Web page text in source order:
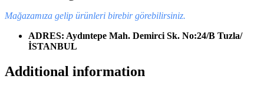
Mağazamıza gelip ürünleri birebir görebilirsiniz.
ADRES: Aydıntepe Mah. Demirci Sk. No:24/B Tuzla/
İSTANBUL
Additional information